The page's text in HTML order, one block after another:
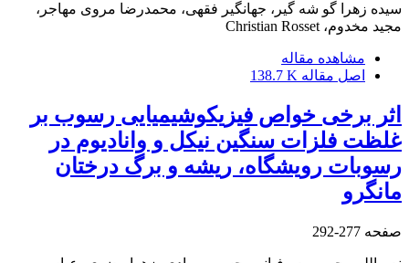
سیده زهرا گو شه گیر، جهانگیر فقهی، محمدرضا مروی مهاجر،
مجید مخدوم، Christian Rosset
مشاهده مقاله
اصل مقاله 138.7 K
اثر برخی خواص فیزیکوشیمیایی رسوب بر
غلظت فلزات سنگین نیکل و وانادیوم در
رسوبات رویشگاه، ریشه و برگ درختان
مانگرو
صفحه 277-292